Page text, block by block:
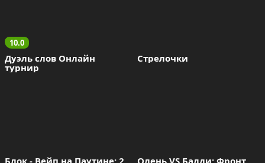
10.0
Дуэль слов Онлайн
турнир
Стрелочки
Блок - Вейп на Паутине: 2
Олень VS Балди: Фронт